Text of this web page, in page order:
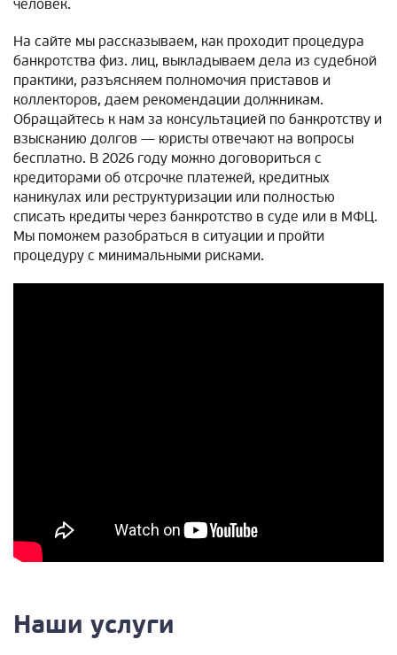
человек.
На сайте мы рассказываем, как проходит процедура
банкротства физ. лиц, выкладываем дела из судебной
практики, разъясняем полномочия приставов и
коллекторов, даем рекомендации должникам.
Обращайтесь к нам за консультацией по банкротству и
взысканию долгов — юристы отвечают на вопросы
бесплатно. В 2026 году можно договориться с
кредиторами об отсрочке платежей, кредитных
каникулах или реструктуризации или полностью
списать кредиты через банкротство в суде или в МФЦ.
Мы поможем разобраться в ситуации и пройти
процедуру с минимальными рисками.
Наши услуги